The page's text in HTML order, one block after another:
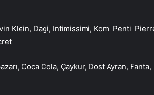
Klein, Dagi, Intimissimi, Kom, Penti,
Coca Cola, Çaykur, Dost Ayran,